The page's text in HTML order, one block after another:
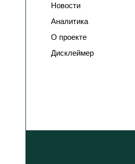
Новости
Аналитика
О проекте
Дисклеймер